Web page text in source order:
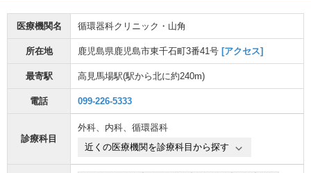
医療機関名 循環器科クリニック・山角
所在地 鹿児島県鹿児島市東千石町3番41号 [アクセス]
最寄駅 高見馬場駅(駅から北に約240m)
電話 099-226-5333
診療科目
外科、 内科、 循環器科
近くの医療機関を診療科目から探す